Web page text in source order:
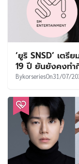
‘ยูริ SNSD’ เตรี
19 ปี ยันยังคงทำ
BykorseriesOn31/07/